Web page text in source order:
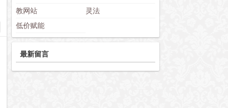
教网站
灵法
低价赋能
最新留言